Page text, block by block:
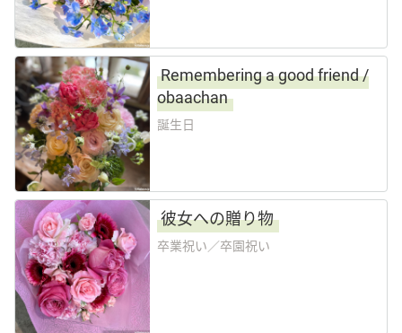
Remembering a good friend /
obaachan
誕生日
彼女への贈り物
卒業祝い／卒園祝い